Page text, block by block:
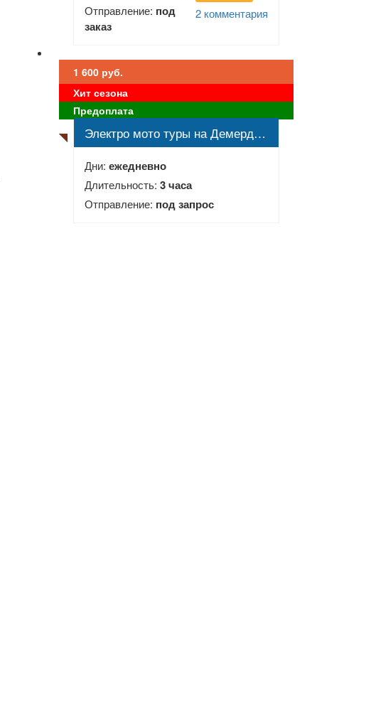
Отправление: под
заказ
2 комментария
1 600 руб.
Хит сезона
Предоплата
Электро мото туры на Демерджи
Дни: ежедневно
Длительность: 3 часа
Отправление: под запрос